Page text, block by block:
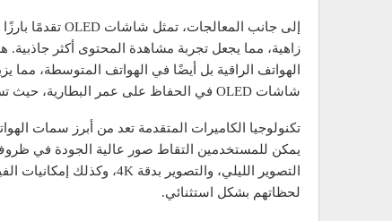
زاهية، مما يجعل تجربة مشاهدة المحتوى أكثر
الهواتف الراقية بل أيضًا في الهواتف المتوسطة، مما
شاشات OLED في الحفاظ على عمر البطارية، حيث تستهلك طاقة أقل مقارنةً بالشاشات التقليدية.
تكنولوجيا الكاميرات المتقدمة تعد من أبرز سمات
يمكن للمستخدمين التقاط صور عالية الجودة في
لحظاتهم بشكل استثنائي.